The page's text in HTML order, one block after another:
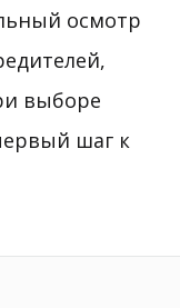
осмотр
выборе
шаг к